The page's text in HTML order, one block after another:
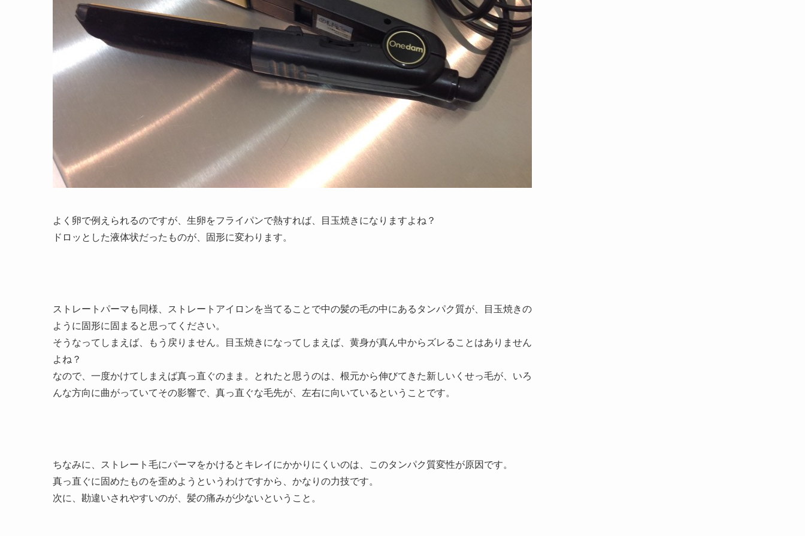
よく卵で例えられるのですが、生卵をフライパンで熱すれば、目玉焼きになりますよね？
ドロッとした液体状だったものが、固形に変わります。
ストレートパーマも同様、ストレートアイロンを当てることで中の髪の毛の中にあるタンパク質が、目玉焼きの
ように固形に固まると思ってください。
そうなってしまえば、もう戻りません。目玉焼きになってしまえば、黄身が真ん中からズレることはありません
よね？
なので、一度かけてしまえば真っ直ぐのまま。とれたと思うのは、根元から伸びてきた新しいくせっ毛が、いろ
んな方向に曲がっていてその影響で、真っ直ぐな毛先が、左右に向いているということです。
ちなみに、ストレート毛にパーマをかけるとキレイにかかりにくいのは、このタンパク質変性が原因です。
真っ直ぐに固めたものを歪めようというわけですから、かなりの力技です。
次に、勘違いされやすいのが、髪の痛みが少ないということ。